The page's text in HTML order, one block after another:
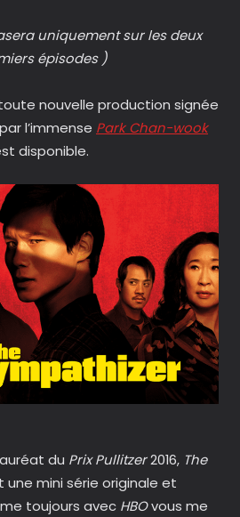
uniquement sur les deux
épisodes )
nouvelle production signée
l’immense Park Chan-wook
disponible.
du Prix Pullitzer2016, The
mini série originale et
toujours avec HBOvous me